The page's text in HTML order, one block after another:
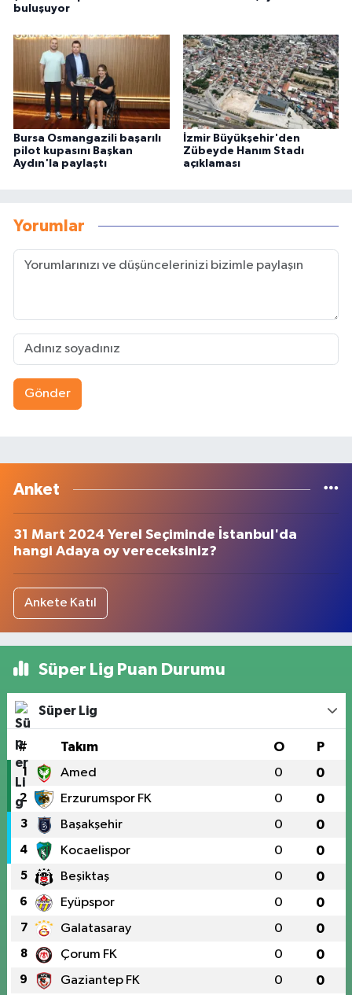
buluşuyor
Bursa Osmangazili başarılı
pilot kupasını Başkan
Aydın'la paylaştı
İzmir Büyükşehir'den
Zübeyde Hanım Stadı
açıklaması
Yorumlar
Gönder
Anket
31 Mart 2024 Yerel Seçiminde İstanbul'da
hangi Adaya oy vereceksiniz?
Ankete Katıl
Süper Lig Puan Durumu
Süper Lig
# Takım O P
1 Amed 0 0
2 Erzurumspor FK 0 0
3 Başakşehir 0 0
4 Kocaelispor 0 0
5 Beşiktaş 0 0
6 Eyüpspor 0 0
7 Galatasaray 0 0
8 Çorum FK 0 0
9 Gaziantep FK 0 0